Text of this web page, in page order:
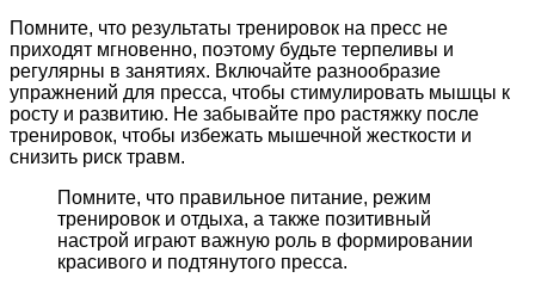
Помните, что результаты тренировок на пресс не
приходят мгновенно, поэтому будьте терпеливы и
регулярны в занятиях. Включайте разнообразие
упражнений для пресса, чтобы стимулировать мышцы к
росту и развитию. Не забывайте про растяжку после
тренировок, чтобы избежать мышечной жесткости и
снизить риск травм.
Помните, что правильное питание, режим
тренировок и отдыха, а также позитивный
настрой играют важную роль в формировании
красивого и подтянутого пресса.